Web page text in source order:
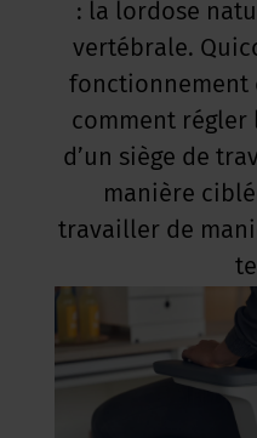
: la lordose
vertébrale.
fonctionnement
comment
d’un siège de
manière
travailler de